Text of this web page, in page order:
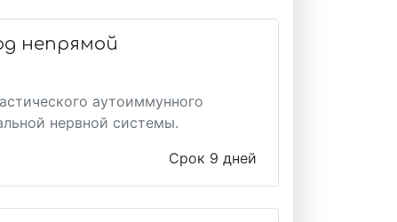
непрямой
аутоиммунного
нервной системы.
Срок 9 дней